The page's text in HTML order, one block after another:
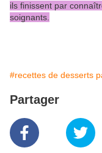
ils finissent par
soignants.
#recettes de desserts
Partager